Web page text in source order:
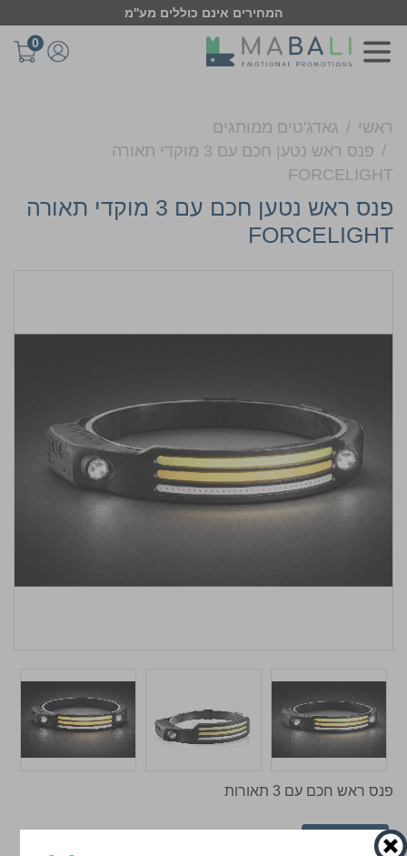
המחירים אינם כוללים מע''מ
0
ראשי
גאדג'טים ממותגים
פנס ראש נטען חכם עם 3 מוקדי תאורה
FORCELIGHT
פנס ראש נטען חכם עם 3 מוקדי תאורה
FORCELIGHT
פנס ראש חכם עם 3 תאורות